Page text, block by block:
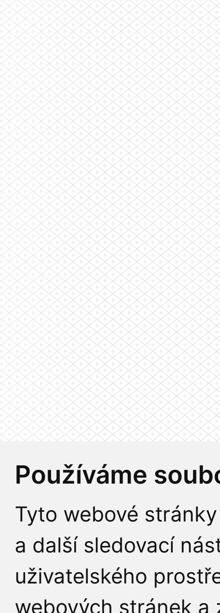
Používáme
Tyto webové
a další sledovací
uživatelského
webových stránek a